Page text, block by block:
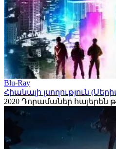
Blu-Ray
Հիանալի լսողություն
2020 Դորամաներ հայերեն